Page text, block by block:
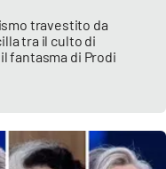
travestito da
tra il culto di
fantasma di Prodi